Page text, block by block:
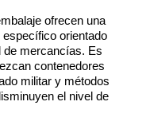
ofrecen una
orientado
de mercancías. Es
contenedores
militar y métodos
el nivel de